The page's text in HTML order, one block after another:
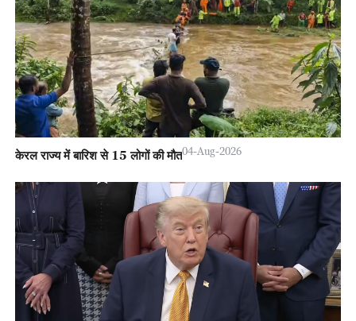
केरल राज्य में बारिश से 15 लोगों की मौत04-Aug-2026